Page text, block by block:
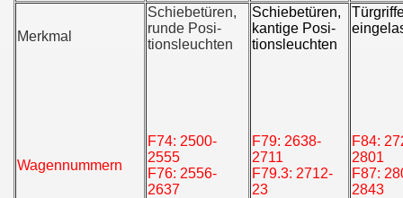
Merkmal
Wagennummern
Schiebetüren,
runde Posi-
tionsleuchten
F74: 2500-
2555
F76: 2556-
2637
Schiebetüren,
kantige Posi-
tionsleuchten
F79: 2638-
2711
F79.3: 2712-
23
F84:
2801
F87:
2843